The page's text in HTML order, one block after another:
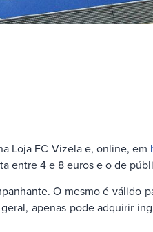
Loja FC Vizela e, online, em
4 e 8 euros e o de
O mesmo é válido
apenas pode adquirir